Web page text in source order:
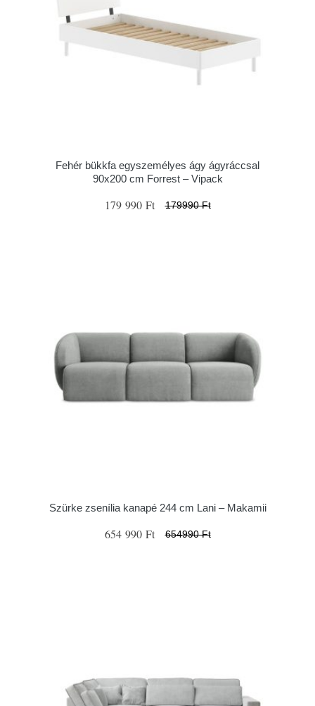
Fehér bükkfa egyszemélyes ágy ágyráccsal
90x200 cm Forrest – Vipack
179 990 Ft 179990 Ft
Szürke zsenília kanapé 244 cm Lani – Makamii
654 990 Ft 654990 Ft